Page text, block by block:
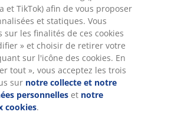
pertinentes. Lorsque vous
nous partageons vos
avec nos partenaires marketing
et TikTok) afin de vous
personnalisées et statiques. Vous
les finalités de ces cookies dans
et choisir de retirer votre
sur l'icône des cookies. En
tout », vous acceptez les trois